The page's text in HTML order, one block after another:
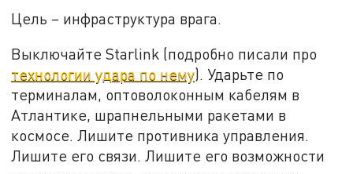
Цель – инфраструктура врага.
Выключайте Starlink (подробно писали про
технологии удара по нему). Ударьте по
терминалам, оптоволоконным кабелям в
Атлантике, шрапнельными ракетами в
космосе. Лишите противника управления.
Лишите его связи. Лишите его возможности